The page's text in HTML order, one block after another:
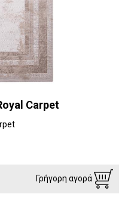
Carpet
Γρήγορη αγορά